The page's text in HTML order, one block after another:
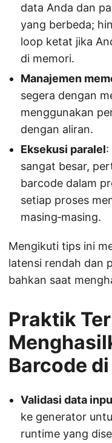
data Anda dan
yang berbeda;
loop ketat jika
di memori.
Manajemen
segera dengan
menggunakan
dengan aliran.
Eksekusi paralel:
sangat besar,
barcode dalam
setiap proses
masing‑masing.
Mengikuti tips ini
latensi rendah dan
bahkan saat
Praktik
Barcode
Validasi data
ke generator
runtime yang